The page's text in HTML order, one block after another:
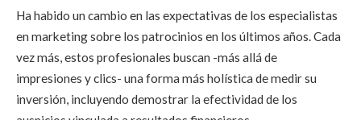
Ha habido un cambio en las expectativas de los especialistas
en marketing sobre los patrocinios en los últimos años. Cada
vez más, estos profesionales buscan -más allá de
impresiones y clics- una forma más holística de medir su
inversión, incluyendo demostrar la efectividad de los